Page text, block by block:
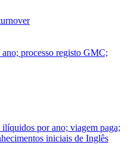
processo registo GMC;
por ano; viagem paga;
iniciais de Inglês